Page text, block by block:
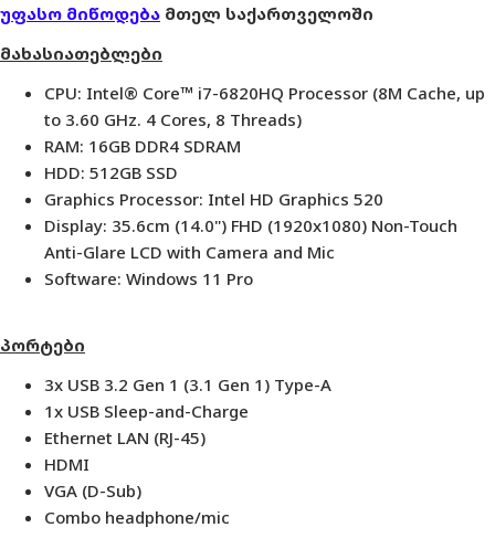
უფასო მიწოდება მთელ საქართველოში
მახასიათებლები
CPU: Intel® Core™ i7-6820HQ Processor (8M Cache, up
to 3.60 GHz. 4 Cores, 8 Threads)
RAM: 16GB DDR4 SDRAM
HDD: 512GB SSD
Graphics Processor: Intel HD Graphics 520
Display: 35.6cm (14.0") FHD (1920x1080) Non-Touch
Anti-Glare LCD with Camera and Mic
Software: Windows 11 Pro
პორტები
3x USB 3.2 Gen 1 (3.1 Gen 1) Type-A
1x USB Sleep-and-Charge
Ethernet LAN (RJ-45)
HDMI
VGA (D-Sub)
Combo headphone/mic